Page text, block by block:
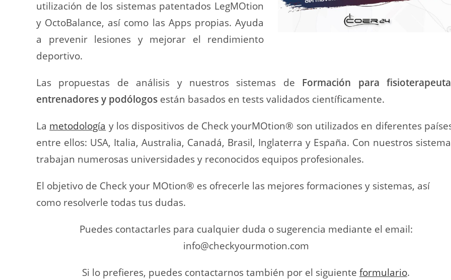
utilización de los sistemas patentados LegMOtion
y OctoBalance, así como las Apps propias. Ayuda
a prevenir lesiones y mejorar el rendimiento
deportivo.
Las propuestas de análisis y nuestros sistemas de Formación para
entrenadores y podólogos están basados en tests validados científicamente.
La metodología y los dispositivos de Check yourMOtion® son utilizados en diferentes
entre ellos: USA, Italia, Australia, Canadá, Brasil, Inglaterra y España. Con nuestros
trabajan numerosas universidades y reconocidos equipos profesionales.
El objetivo de Check your MOtion® es ofrecerle las mejores formaciones y sistemas, así
como resolverle todas tus dudas.
Puedes contactarles para cualquier duda o sugerencia mediante el email:
info@checkyourmotion.com
Si lo prefieres, puedes contactarnos también por el siguiente formulario.